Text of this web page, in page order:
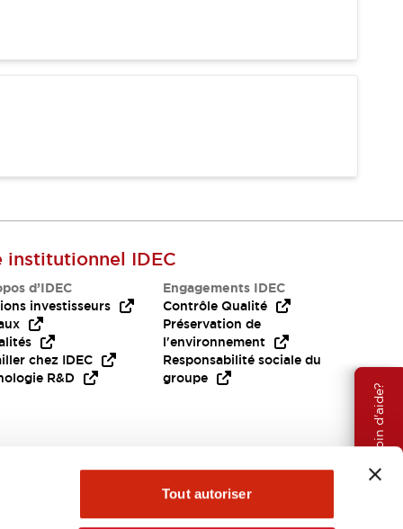
Tout autoriser
Besoin d'aide?
institutionnel IDEC
d’IDEC
investisseurs
chez IDEC
R&D
Engagements IDEC
Contrôle Qualité
Préservation de
l'environnement
Responsabilité sociale du
groupe